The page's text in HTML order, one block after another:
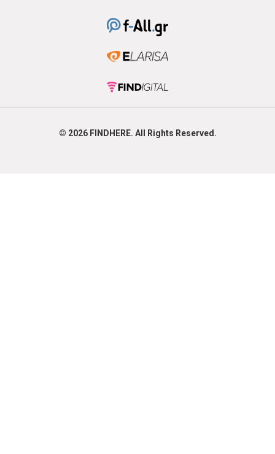
© 2026 FIND HERE. All Rights Reserved.